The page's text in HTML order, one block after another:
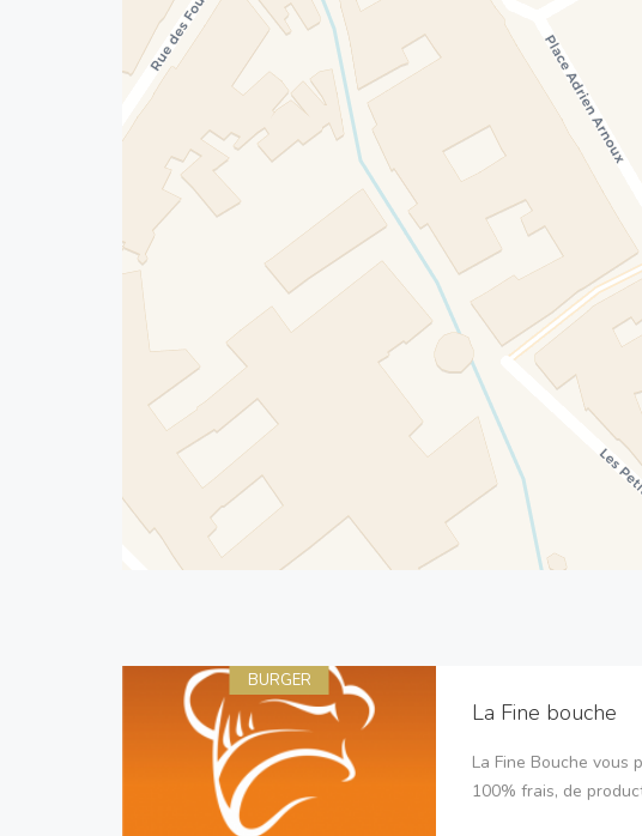
BURGER
La Fine bouche
La Fine Bouche vous
100% frais, de